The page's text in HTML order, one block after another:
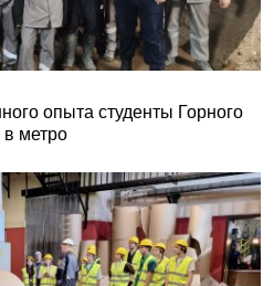
опыта студенты Горного
в метро